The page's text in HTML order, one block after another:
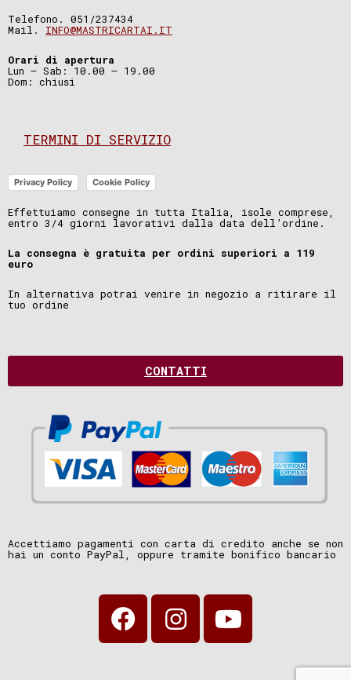
Telefono. 051/237434
Mail. INFO@MASTRICARTAI.IT
Orari di apertura
Lun – Sab: 10.00 – 19.00
Dom: chiusi
TERMINI DI SERVIZIO
Privacy Policy Cookie Policy
Effettuiamo consegne in tutta Italia, isole comprese,
entro 3/4 giorni lavorativi dalla data dell’ordine.
La consegna è gratuita per ordini superiori a 119
euro
In alternativa potrai venire in negozio a ritirare il
tuo ordine
CONTATTI
Accettiamo pagamenti con carta di credito anche se non
hai un conto PayPal, oppure tramite bonifico bancario